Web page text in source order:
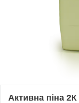
Активна піна